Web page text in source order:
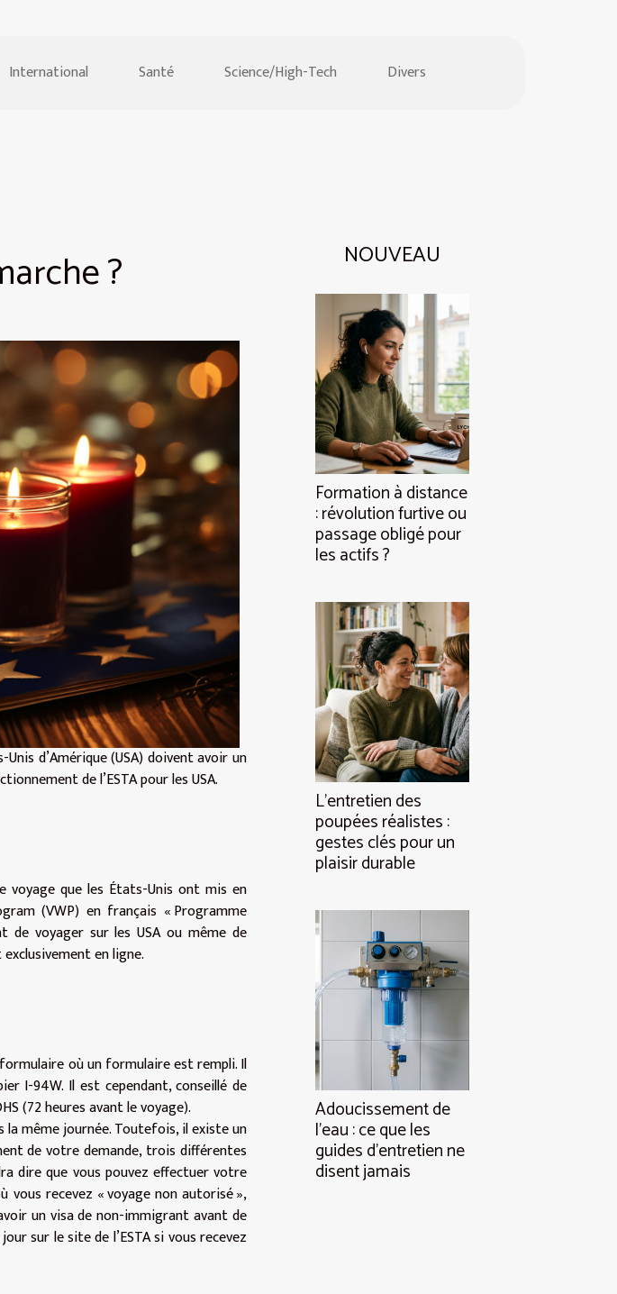
International Santé Science/High-Tech Divers
?
d’Amérique (USA) doivent avoir un
de l’ESTA pour les USA.
voyage que les États-Unis ont mis en
(VWP) en français « Programme
de voyager sur les USA ou même de
en ligne.
où un formulaire est rempli. Il
I-94W. Il est cependant, conseillé de
(72 heures avant le voyage).
la même journée. Toutefois, il existe un
de votre demande, trois différentes
dire que vous pouvez effectuer votre
recevez « voyage non autorisé »,
un visa de non-immigrant avant de
sur le site de l’ESTA si vous recevez
NOUVEAU
Formation à distance
: révolution furtive ou
passage obligé pour
les actifs ?
L’entretien des
poupées réalistes :
gestes clés pour un
plaisir durable
Adoucissement de
l’eau : ce que les
guides d’entretien ne
disent jamais